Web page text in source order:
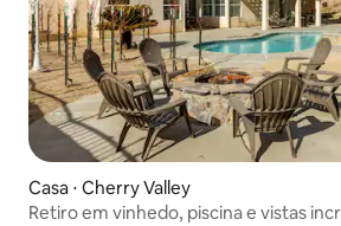
Casa ⋅ Cherry Valley
Retiro em vinhedo, piscina e vistas